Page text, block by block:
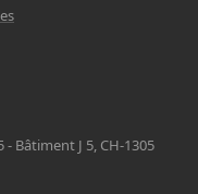
Bâtiment J 5, CH-1305